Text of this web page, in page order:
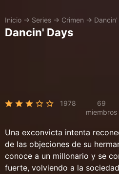
Inicio → Series → Crimen →
Dancin' Days
1978
69
miembros
Una exconvicta intenta
de las objeciones de su
conoce a un millonario y se
fuerte, volviendo a la